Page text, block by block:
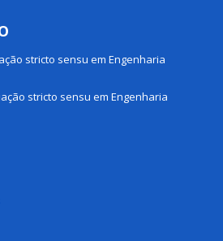
stricto sensu em Engenharia
stricto sensu em Engenharia